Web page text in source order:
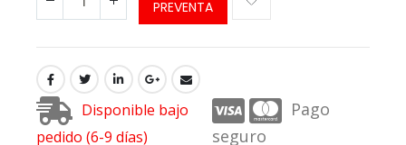
PREVENTA
Disponible bajo
pedido (6-9 días)
Pago
seguro